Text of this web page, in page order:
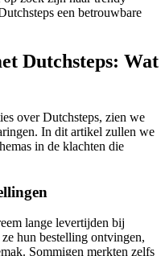
een betrouwbare
Dutchsteps: Wat
over Dutchsteps, zien we
In dit artikel zullen we
in de klachten die
lange levertijden bij
hun bestelling ontvingen,
Sommigen merkten zelfs